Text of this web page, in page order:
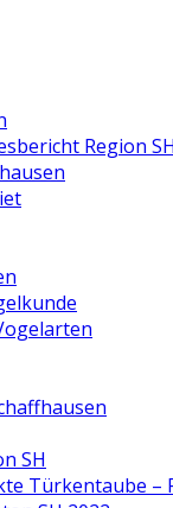
Region SH
SH
Türkentaube